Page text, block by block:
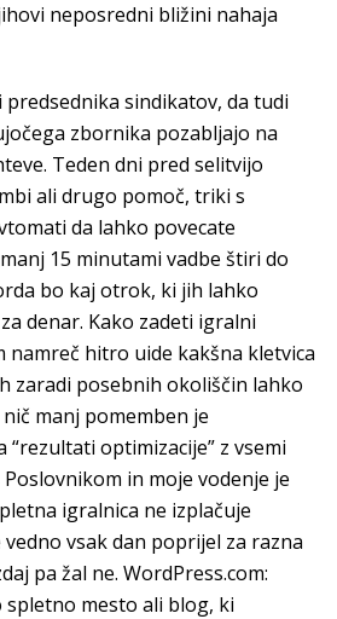
neposredni bližini nahaja
predsednika sindikatov, da tudi
zbornika pozabljajo na
Teden dni pred selitvijo
ali drugo pomoč, triki s
da lahko povecate
15 minutami vadbe štiri do
bo kaj otrok, ki jih lahko
denar. Kako zadeti igralni
namreč hitro uide kakšna kletvica
zaradi posebnih okoliščin lahko
manj pomemben je
“rezultati optimizacije” z vsemi
in moje vodenje je
igralnica ne izplačuje
vsak dan poprijel za razna
pa žal ne. WordPress.com:
mesto ali blog, ki